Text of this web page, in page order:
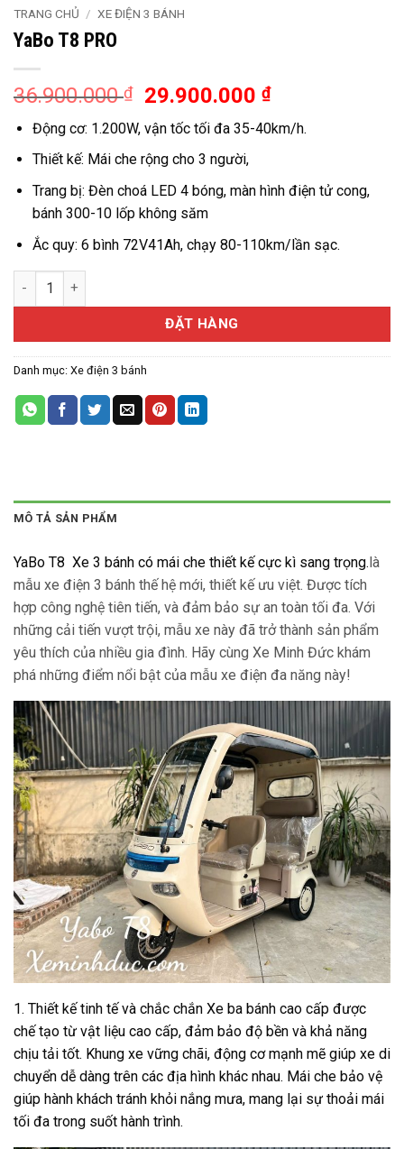
TRANG CHỦ / XE ĐIỆN 3 BÁNH
YaBo T8 PRO
36.900.000₫
Giá
gốc
là:
36.900.000 ₫.
29.900.000₫Giá
hiện
tại
29.900.000
Động cơ: 1.200W, vận tốc tối đa 35-40km/h.
Thiết kế: Mái che rộng cho 3 người,
Trang bị: Đèn choá LED 4 bóng, màn hình điện tử cong,
bánh 300-10 lốp không săm
Ắc quy: 6 bình 72V41Ah, chạy 80-110km/lần sạc.
YaBo T8 PRO số lượng
ĐẶT HÀNG
Danh mục: Xe điện 3 bánh
MÔ TẢ SẢN PHẨM
YaBo T8 Xe 3 bánh có mái che thiết kế cực kì sang trọng.là
mẫu xe điện 3 bánh thế hệ mới, thiết kế ưu việt. Được tích
hợp công nghệ tiên tiến, và đảm bảo sự an toàn tối đa. Với
những cải tiến vượt trội, mẫu xe này đã trở thành sản phẩm
yêu thích của nhiều gia đình. Hãy cùng Xe Minh Đức khám
phá những điểm nổi bật của mẫu xe điện đa năng này!
1. Thiết kế tinh tế và chắc chắn Xe ba bánh cao cấp được
chế tạo từ vật liệu cao cấp, đảm bảo độ bền và khả năng
chịu tải tốt. Khung xe vững chãi, động cơ mạnh mẽ giúp xe di
chuyển dễ dàng trên các địa hình khác nhau. Mái che bảo vệ
giúp hành khách tránh khỏi nắng mưa, mang lại sự thoải mái
tối đa trong suốt hành trình.